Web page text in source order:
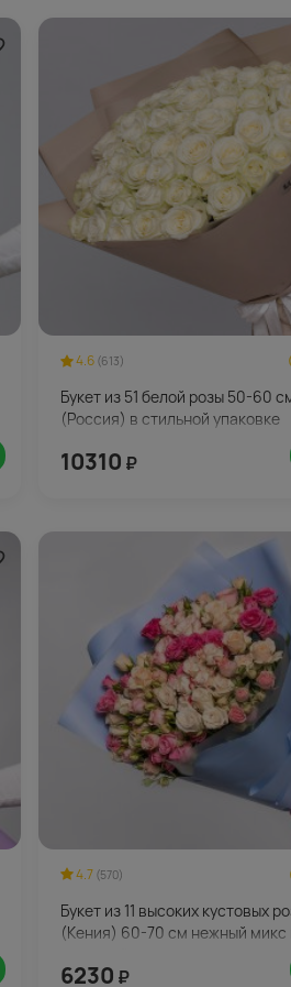
4.6 (613)
Букет из 51 белой розы 50-60
(Россия) в стильной упаковке
10310 ₽
4.7 (570)
Букет из 11 высоких кустовых
(Кения) 60-70 см нежный микс
6230 ₽